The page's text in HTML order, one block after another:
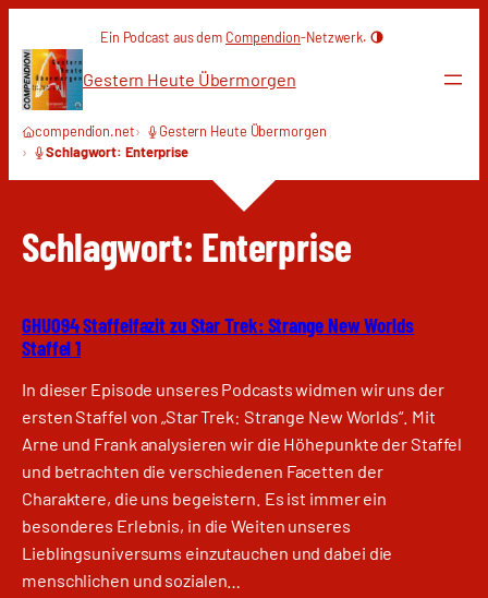
Inhalt
springen
Ein Podcast aus dem Compendion-Netzwerk.
Gestern Heute Übermorgen
compendion.net
Gestern Heute Übermorgen
Schlagwort: Enterprise
Schlagwort: Enterprise
GHU094 Staffelfazit zu Star Trek: Strange New Worlds
Staffel 1
In dieser Episode unseres Podcasts widmen wir uns der
ersten Staffel von „Star Trek: Strange New Worlds“. Mit
Arne und Frank analysieren wir die Höhepunkte der Staffel
und betrachten die verschiedenen Facetten der
Charaktere, die uns begeistern. Es ist immer ein
besonderes Erlebnis, in die Weiten unseres
Lieblingsuniversums einzutauchen und dabei die
menschlichen und sozialen…